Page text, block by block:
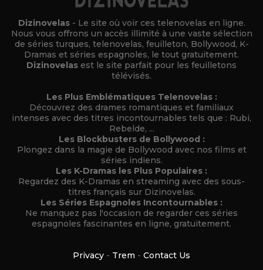
Dizinovelas - Le site où voir ces telenovelas en ligne.
Nous vous offrons un accès illimité à une vaste sélection
de séries turques, telenovelas, feuilleton, Bollywood, K-
Dramas et séries espagnoles, le tout gratuitement.
Dizinovelas est le site parfait pour les feuilletons
télévisés.
Les Plus Emblématiques Telenovelas :
Découvrez des drames romantiques et familiaux
intenses avec des titres incontournables tels que : Rubi,
Rebelde, ...
Les Blockbusters de Bollywood :
Plongez dans la magie de Bollywood avec nos films et
séries indiens.
Les K-Dramas les Plus Populaires :
Regardez des K-Dramas en streaming avec des sous-
titres français sur Dizinovelas.
Les Séries Espagnoles Incontournables :
Ne manquez pas l'occasion de regarder ces séries
espagnoles fascinantes en ligne, gratuitement.
Privacy - Trem - Contact Us